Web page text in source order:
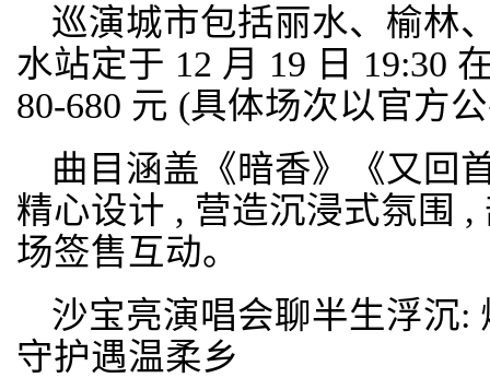
巡演城市包括丽水、榆林
水站定于 12 月 19 日 19:30
80-680 元 (具体场次以官方
曲目涵盖《暗香》《又回
精心设计 , 营造沉浸式氛围
场签售互动。
沙宝亮演唱会聊半生浮沉:
守护遇温柔乡